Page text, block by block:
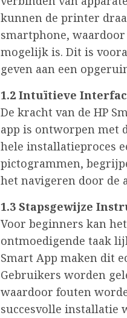
kunnen de printer
smartphone,
mogelijk is. Dit is
geven aan een
1.2 Intuïtieve
De kracht van de HP
app is ontworpen met
hele installatieproces
pictogrammen,
het navigeren door de
1.3 Stapsgewijze
Voor beginners kan
ontmoedigende taak
Smart App maken dit
Gebruikers worden
waardoor fouten
succesvolle installatie